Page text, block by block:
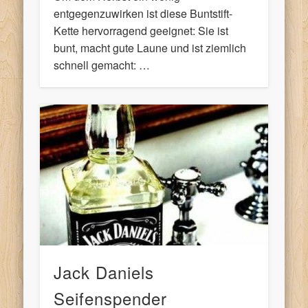
entgegenzuwirken ist diese Buntstift-
Kette hervorragend geeignet: Sie ist
bunt, macht gute Laune und ist ziemlich
schnell gemacht: …
Jack Daniels
Seifenspender